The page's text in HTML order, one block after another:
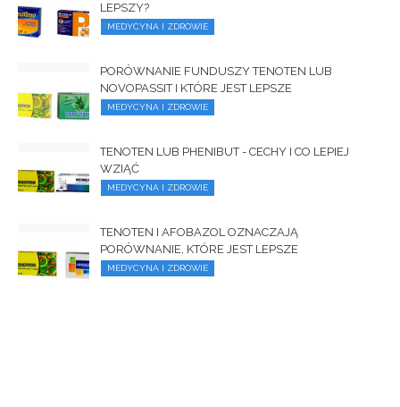
LEPSZY?
MEDYCYNA I ZDROWIE
PORÓWNANIE FUNDUSZY TENOTEN LUB
NOVOPASSIT I KTÓRE JEST LEPSZE
MEDYCYNA I ZDROWIE
TENOTEN LUB PHENIBUT - CECHY I CO LEPIEJ
WZIĄĆ
MEDYCYNA I ZDROWIE
TENOTEN I AFOBAZOL OZNACZAJĄ
PORÓWNANIE, KTÓRE JEST LEPSZE
MEDYCYNA I ZDROWIE